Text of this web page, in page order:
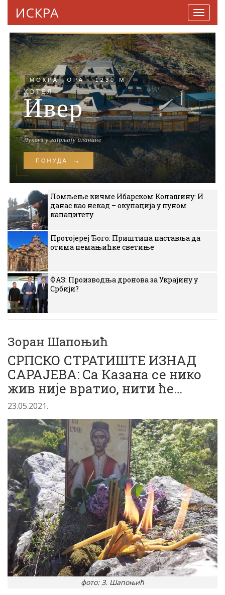
ИСКРА
Ломљење кичме Ибарском Колашину: И
данас као некад – окупација у пуном
капацитету
Протојереј Ђого: Приштина наставља да
отима немањићке светиње
ФАЗ: Производња дронова за Украјину у
Србији?
Зоран Шапоњић
СРПСКО СТРАТИШТЕ ИЗНАД
САРАЈЕВА: Са Казана се нико
жив није вратио, нити ће…
23.05.2021.
фото: З. Шапоњић